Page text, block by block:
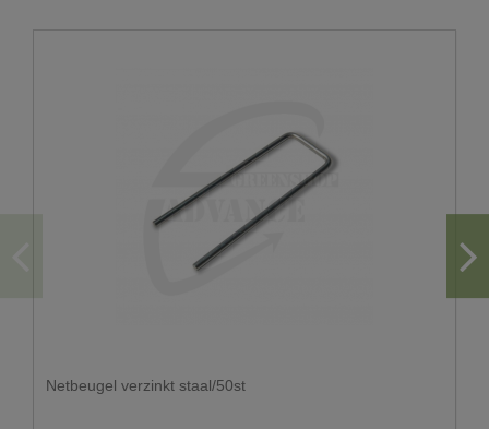
U wenst graag een levering in big bag?
De doorgang moet minstens 3.50m zijn.
Gezien het gewicht van de vrachtwagen leveren wij
enkel op een voldoende verharde ondergrond
Er moet voldoende ruimte zijn om de big bags te
te worden.
Netbeugel verzinkt staal/50st